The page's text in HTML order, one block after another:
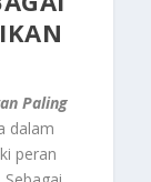
Paling
dalam
peran